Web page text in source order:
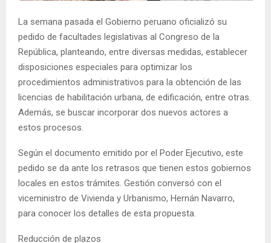
La semana pasada el Gobierno peruano oficializó su
pedido de facultades legislativas al Congreso de la
República, planteando, entre diversas medidas, establecer
disposiciones especiales para optimizar los
procedimientos administrativos para la obtención de las
licencias de habilitación urbana, de edificación, entre otras.
Además, se buscar incorporar dos nuevos actores a
estos procesos.
Según el documento emitido por el Poder Ejecutivo, este
pedido se da ante los retrasos que tienen estos gobiernos
locales en estos trámites. Gestión conversó con el
viceministro de Vivienda y Urbanismo, Hernán Navarro,
para conocer los detalles de esta propuesta.
Reducción de plazos